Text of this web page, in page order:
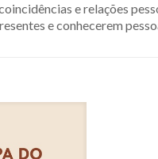
e relações
e conhecerem